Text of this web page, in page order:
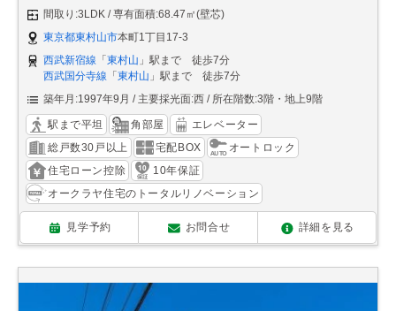
間取り:3LDK
専有面積:68.47㎡(壁芯)
東京都東村山市本町1丁目17-3
西武新宿線 「 東村山 」駅まで 徒歩7分
西武国分寺線 「 東村山 」駅まで 徒歩7分
築年月:1997年9月
主要採光面:西 所在階数:3階・地上9階
駅まで平坦 角部屋
エレベーター
総戸数30戸以上
宅配BOX
オートロック
住宅ローン控除
10年保証
オークラヤ住宅のトータルリノベーション
見学予約 お問合せ 詳細を見る